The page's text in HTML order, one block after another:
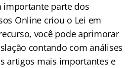
importante parte dos
Online criou o Lei em
você pode aprimorar
contando com análises
artigos mais importantes e